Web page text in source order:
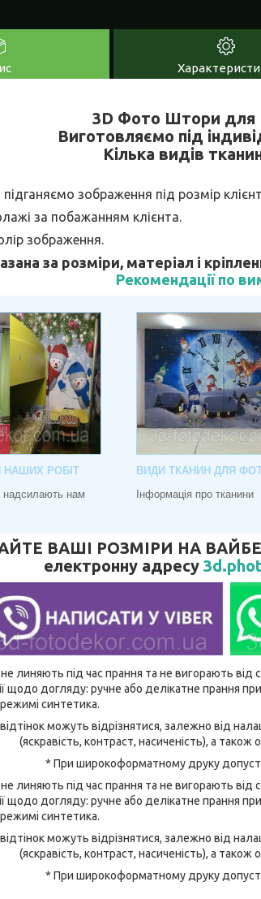
3D Фото Штори для
Виготовляємо під
Кілька видів
зображення під розмір
за побажанням клієнта.
зображення.
за розміри, матеріал і
Рекомендації по
НАШИХ РОБІТ
надсилають нам
ВИДИ ТКАНИН ДЛЯ
Інформація про тканини
ВАШІ РОЗМІРИ НА ВАЙБЕР
електронну адресу
линяють під час прання та не вигорають від
щодо догляду: ручне або делікатне прання
синтетика.
відтінок можуть відрізнятися, залежно від
(яскравість, контраст, насиченість), а
* При широкоформатному друку
линяють під час прання та не вигорають від
щодо догляду: ручне або делікатне прання
синтетика.
відтінок можуть відрізнятися, залежно від
(яскравість, контраст, насиченість), а
* При широкоформатному друку